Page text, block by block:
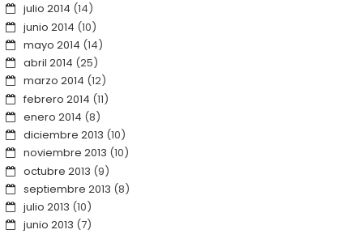
julio 2014 (14)
junio 2014 (10)
mayo 2014 (14)
abril 2014 (25)
marzo 2014 (12)
febrero 2014 (11)
enero 2014 (8)
diciembre 2013 (10)
noviembre 2013 (10)
octubre 2013 (9)
septiembre 2013 (8)
julio 2013 (10)
junio 2013 (7)